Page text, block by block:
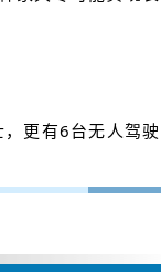
更有6台无人驾驶